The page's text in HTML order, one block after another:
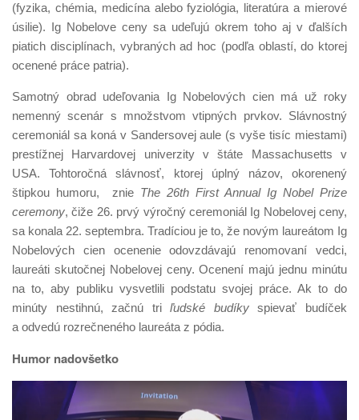
(fyzika, chémia, medicína alebo fyziológia, literatúra a mierové
úsilie). Ig Nobelove ceny sa udeľujú okrem toho aj v ďalších
piatich disciplínach, vybraných ad hoc (podľa oblastí, do ktorej
ocenené práce patria).
Samotný obrad udeľovania Ig Nobelových cien má už roky
nemenný scenár s množstvom vtipných prvkov. Slávnostný
ceremoniál sa koná v Sandersovej aule (s vyše tisíc miestami)
prestížnej Harvardovej univerzity v štáte Massachusetts v
USA. Tohtoročná slávnosť, ktorej úplný názov, okorenený
štipkou humoru, znie The 26th First Annual Ig Nobel Prize
ceremony, čiže 26. prvý výročný ceremoniál Ig Nobelovej ceny,
sa konala 22. septembra. Tradíciou je to, že novým laureátom Ig
Nobelových cien ocenenie odovzdávajú renomovaní vedci,
laureáti skutočnej Nobelovej ceny. Ocenení majú jednu minútu
na to, aby publiku vysvetlili podstatu svojej práce. Ak to do
minúty nestihnú, začnú triľudské budíkyspievať budíček
a odvedú rozrečneného laureáta z pódia.
Humor nadovšetko